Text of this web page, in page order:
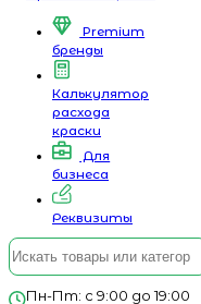
Premium
бренды
Калькулятор
расхода
краски
Для
бизнеса
Реквизиты
Пн-Пт: с 9:00 до 19:00